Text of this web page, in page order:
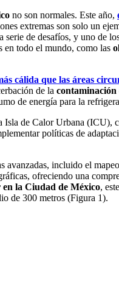
no son normales. Este año,
extremas son solo un
de desafíos, y uno de
en todo el mundo, como las
cálida que las áreas
de la contaminación
de energía para la
de Calor Urbana (ICU),
políticas de
avanzadas, incluido el
ofreciendo una
en la Ciudad de México,
de 300 metros (Figura 1).